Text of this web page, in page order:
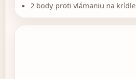
2 body proti vlámaniu na krídle